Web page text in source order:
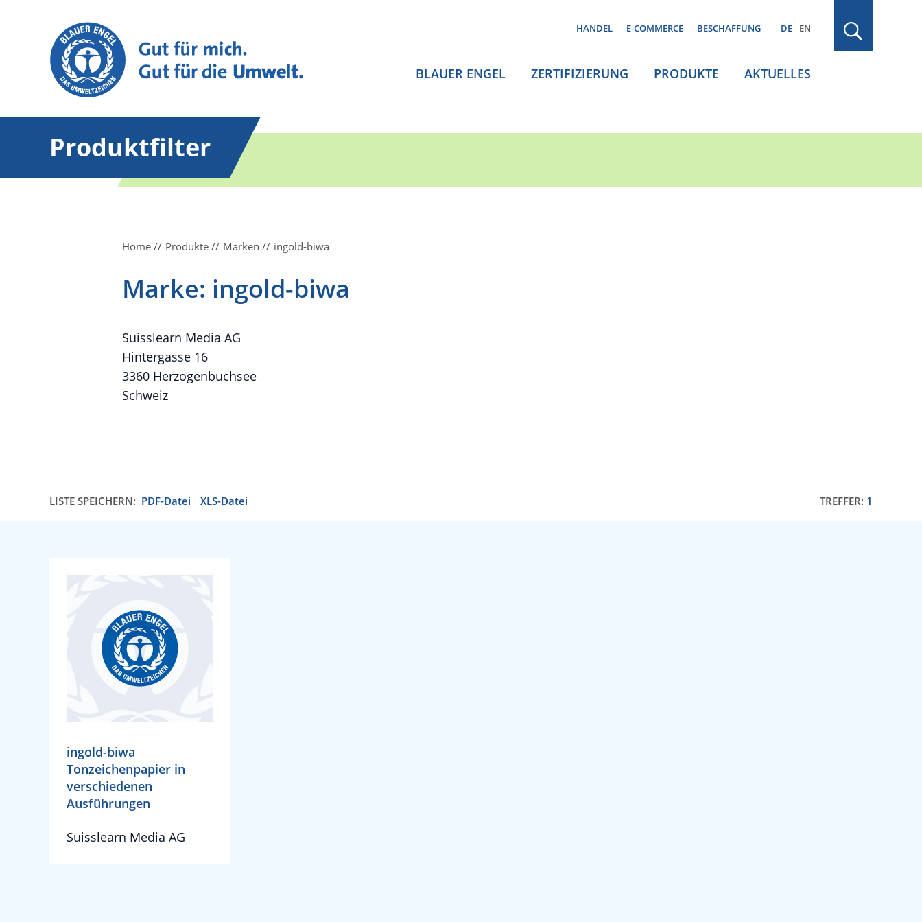
HANDEL E-COMMERCE BESCHAFFUNG DE EN
BLAUER ENGEL ZERTIFIZIERUNG PRODUKTE AKTUELLES
Produktfilter
Home Produkte Marken ingold-biwa
Marke: ingold-biwa
Suisslearn Media AG
Hintergasse 16
3360 Herzogenbuchsee
Schweiz
LISTE SPEICHERN: PDF-Datei XLS-Datei TREFFER: 1
ingold-biwa
Tonzeichenpapier in
verschiedenen
Ausführungen
Suisslearn Media AG